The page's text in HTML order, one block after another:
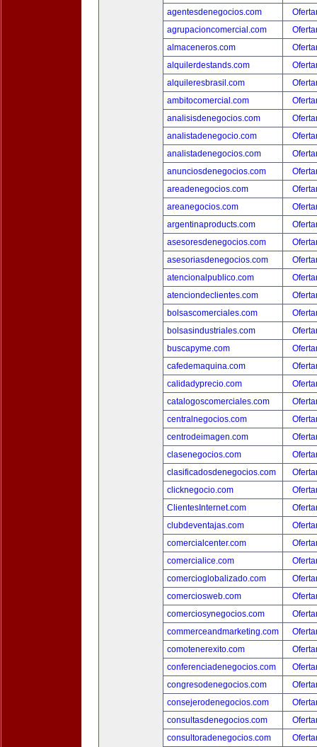
agentesdenegocios.com
agrupacioncomercial.com
almaceneros.com
alquilerdestands.com
alquileresbrasil.com
ambitocomercial.com
analisisdenegocios.com
analistadenegocio.com
analistadenegocios.com
anunciosdenegocios.com
areadenegocios.com
areanegocios.com
argentinaproducts.com
asesoresdenegocios.com
asesoriasdenegocios.com
atencionalpublico.com
atenciondeclientes.com
bolsascomerciales.com
bolsasindustriales.com
buscapyme.com
cafedemaquina.com
calidadyprecio.com
catalogoscomerciales.com
centralnegocios.com
centrodeimagen.com
clasenegocios.com
clasificadosdenegocios.com
clicknegocio.com
ClientesInternet.com
clubdeventajas.com
comercialcenter.com
comercialice.com
comercioglobalizado.com
comerciosweb.com
comerciosynegocios.com
commerceandmarketing.com
comotenerexito.com
conferenciadenegocios.com
congresodenegocios.com
consejerodenegocios.com
consultasdenegocios.com
consultoradenegocios.com